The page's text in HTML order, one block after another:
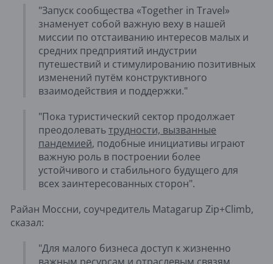
"Запуск сообщества «Together in Travel»
знаменует собой важную веху в нашей
миссии по отстаиванию интересов малых и
средних предприятий индустрии
путешествий и стимулированию позитивных
изменений путём конструктивного
взаимодействия и поддержки."
"Пока туристический сектор продолжает
преодолеватьтрудности, вызванные
пандемией, подобные инициативы играют
важную роль в построении более
устойчивого и стабильного будущего для
всех заинтересованных сторон".
Райан Моссни, соучредитель Matagarup Zip+Climb,
сказал:
"Для малого бизнеса доступ к жизненно